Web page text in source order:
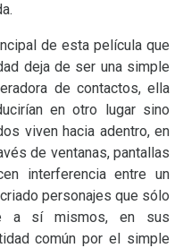
de esta película que
deja de ser una simple
de contactos, ella
en otro lugar sino
viven hacia adentro, en
de ventanas, pantallas
interferencia entre un
personajes que sólo
a sí mismos, en sus
común por el simple